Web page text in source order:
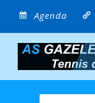
Agenda